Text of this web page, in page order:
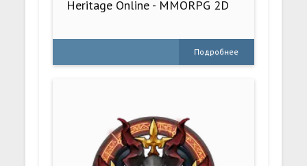
Heritage Online - MMORPG 2D
Подробнее